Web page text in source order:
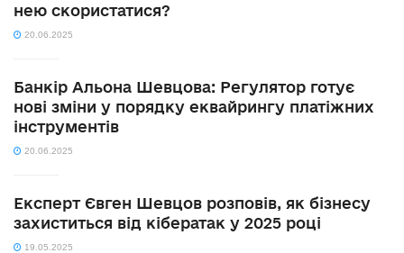
нею скористатися?
20.06.2025
Банкір Альона Шевцова: Регулятор готує
нові зміни у порядку еквайрингу платіжних
інструментів
20.06.2025
Експерт Євген Шевцов розповів, як бізнесу
захиститься від кібератак у 2025 році
19.05.2025